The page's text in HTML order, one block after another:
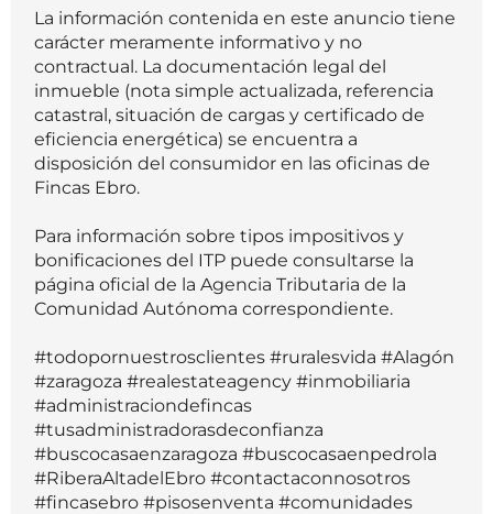
La información contenida en este anuncio tiene
carácter meramente informativo y no
contractual. La documentación legal del
inmueble (nota simple actualizada, referencia
catastral, situación de cargas y certificado de
eficiencia energética) se encuentra a
disposición del consumidor en las oficinas de
Fincas Ebro.
Para información sobre tipos impositivos y
bonificaciones del ITP puede consultarse la
página oficial de la Agencia Tributaria de la
Comunidad Autónoma correspondiente.
#todopornuestrosclientes #ruralesvida #Alagón
#zaragoza #realestateagency #inmobiliaria
#administraciondefincas
#tusadministradorasdeconfianza
#buscocasaenzaragoza #buscocasaenpedrola
#RiberaAltadelEbro #contactaconnosotros
#fincasebro #pisosenventa #comunidades